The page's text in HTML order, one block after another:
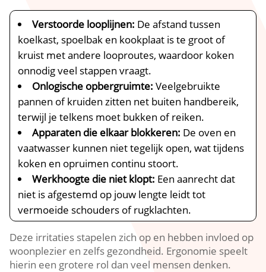
Verstoorde looplijnen: De afstand tussen
koelkast, spoelbak en kookplaat is te groot of
kruist met andere looproutes, waardoor koken
onnodig veel stappen vraagt.​
Onlogische opbergruimte: Veelgebruikte
pannen of kruiden zitten net buiten handbereik,
terwijl je telkens moet bukken of reiken.​
Apparaten die elkaar blokkeren: De oven en
vaatwasser kunnen niet tegelijk open, wat tijdens
koken en opruimen continu stoort.​
Werkhoogte die niet klopt: Een aanrecht dat
niet is afgestemd op jouw lengte leidt tot
vermoeide schouders of rugklachten.​
Deze irritaties stapelen zich op en hebben invloed op
woonplezier en zelfs gezondheid.​ Ergonomie speelt
hierin een grotere rol dan veel mensen denken.​